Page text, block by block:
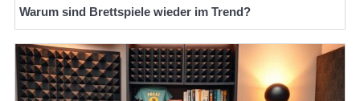
Warum sind Brettspiele wieder im Trend?